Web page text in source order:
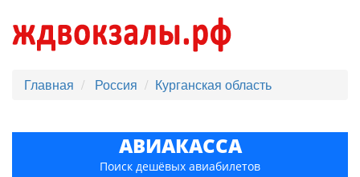
Главная Россия Курганская область
АВИАКАССА
Поиск дешёвых авиабилетов